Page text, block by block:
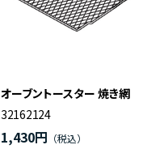
オーブントースター 焼き網
32162124
1,430円